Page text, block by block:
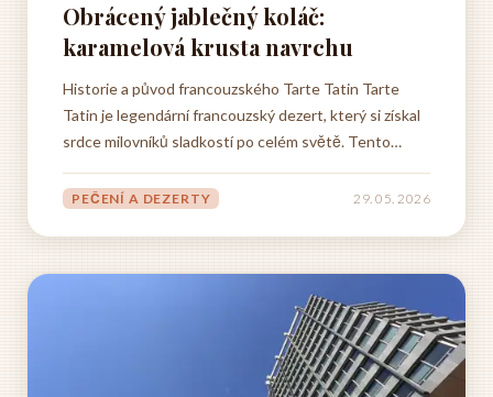
Obrácený jablečný koláč:
karamelová krusta navrchu
Historie a původ francouzského Tarte Tatin Tarte
Tatin je legendární francouzský dezert, který si získal
srdce milovníků sladkostí po celém světě. Tento
do konce devatenáctého století, kdy vznikl díky
PEČENÍ A DEZERTY 29. 05. 2026